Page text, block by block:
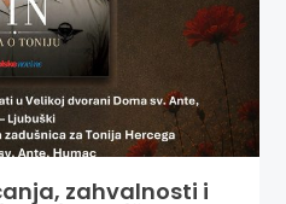
zahvalnosti i